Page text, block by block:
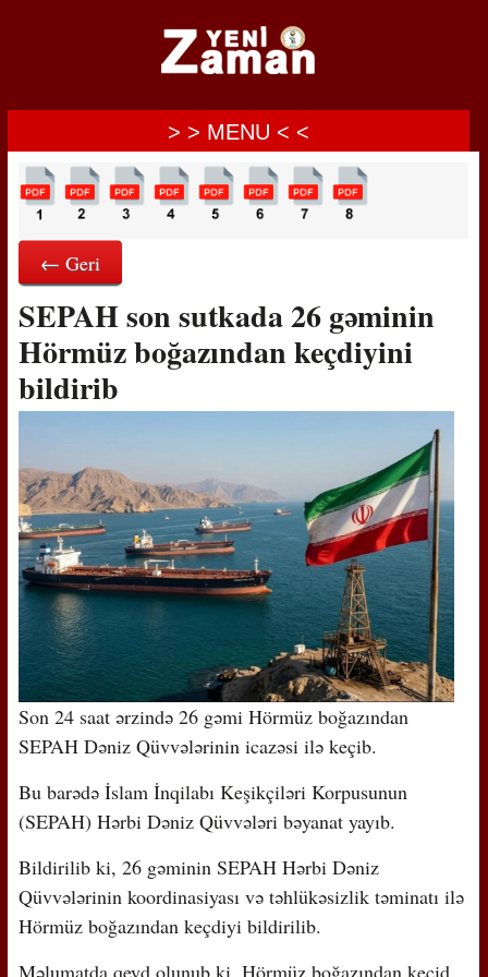
> > MENU < <
← Geri
SEPAH son sutkada 26 gəminin
Hörmüz boğazından keçdiyini
bildirib
Son 24 saat ərzində 26 gəmi Hörmüz boğazından
SEPAH Dəniz Qüvvələrinin icazəsi ilə keçib.
Bu barədə İslam İnqilabı Keşikçiləri Korpusunun
(SEPAH) Hərbi Dəniz Qüvvələri bəyanat yayıb.
Bildirilib ki, 26 gəminin SEPAH Hərbi Dəniz
Qüvvələrinin koordinasiyası və təhlükəsizlik təminatı ilə
Hörmüz boğazından keçdiyi bildirilib.
Məlumatda qeyd olunub ki, Hörmüz boğazından keçid